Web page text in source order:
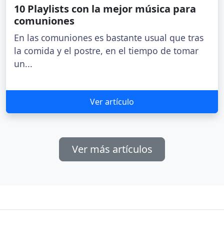
10 Playlists con la mejor música para
comuniones
En las comuniones es bastante usual que tras
la comida y el postre, en el tiempo de tomar
un...
Ver artículo
Ver más artículos